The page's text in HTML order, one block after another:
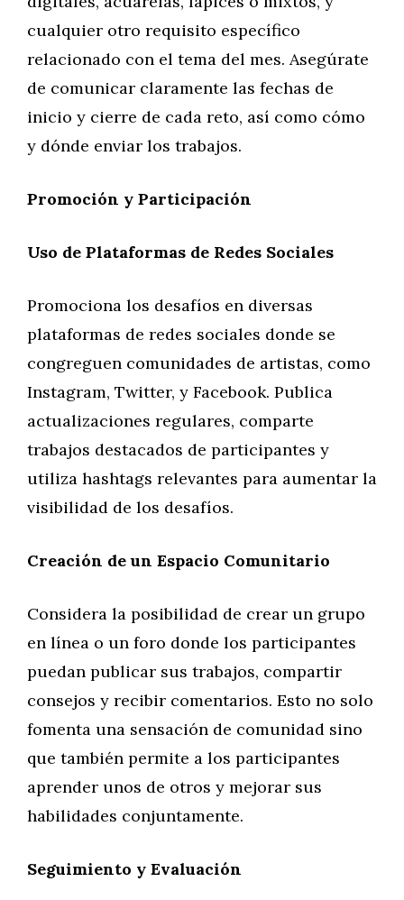
cualquier otro requisito específico
relacionado con el tema del mes. Asegúrate
de comunicar claramente las fechas de
inicio y cierre de cada reto, así como cómo
y dónde enviar los trabajos.
Promoción y Participación
Uso de Plataformas de Redes Sociales
Promociona los desafíos en diversas
plataformas de redes sociales donde se
congreguen comunidades de artistas, como
Instagram, Twitter, y Facebook. Publica
actualizaciones regulares, comparte
trabajos destacados de participantes y
utiliza hashtags relevantes para aumentar la
visibilidad de los desafíos.
Creación de un Espacio Comunitario
Considera la posibilidad de crear un grupo
en línea o un foro donde los participantes
puedan publicar sus trabajos, compartir
consejos y recibir comentarios. Esto no solo
fomenta una sensación de comunidad sino
que también permite a los participantes
aprender unos de otros y mejorar sus
habilidades conjuntamente.
Seguimiento y Evaluación